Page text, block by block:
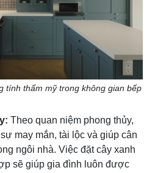
tính thẩm mỹ trong không gian bếp
Theo quan niệm phong thủy,
may mắn, tài lộc và giúp cân
ngôi nhà. Việc đặt cây xanh
sẽ giúp gia đình luôn được